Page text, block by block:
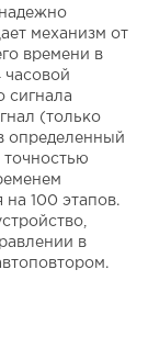
механизм от
времени в
часовой
сигнала
(только
определенный
точностью
на 100 этапов.
в